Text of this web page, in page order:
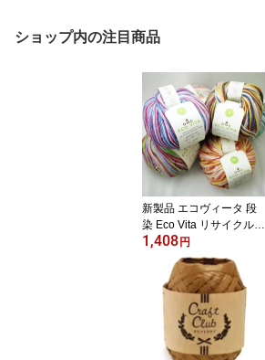
ショップ内の注目商品
新製品 エコヴィータ 段
染 Eco Vita リサイクルコ
ットン 【KN】サマーヤ
ーン 388M DMC 毛糸 編
1,408 円